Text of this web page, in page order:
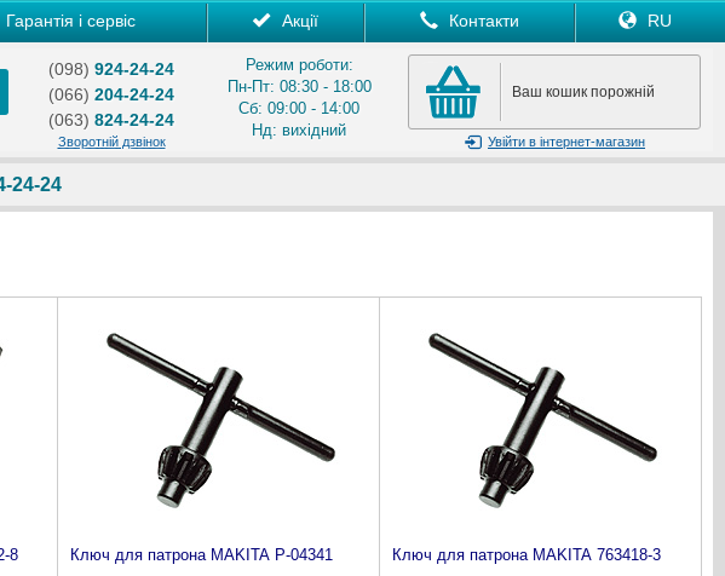
Гарантія і сервіс Акції Контакти RU
(098) 924-24-24
(066) 204-24-24
(063) 824-24-24
Зворотній дзвінок
Режим роботи:
Пн-Пт: 08:30 - 18:00
Сб: 09:00 - 14:00
Нд: вихідний
Ваш кошик порожній
Увійти в інтернет-магазин
24-24
8 Ключ для патрона MAKITA P-04341 Ключ для патрона MAKITA 763418-3